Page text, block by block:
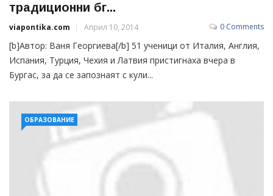
традиционни бг...
viapontika.com Април 10, 2014 0 Comments
[b]Автор: Ваня Георгиева[/b] 51 ученици от Италия, Англия,
Испания, Турция, Чехия и Латвия пристигнаха вчера в
Бургас, за да се запознаят с кули...
ОБРАЗОВАНИЕ